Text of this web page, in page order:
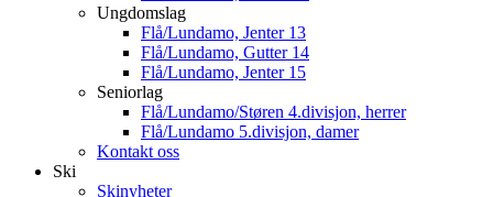
Ungdomslag
Flå/Lundamo, Jenter 13
Flå/Lundamo, Gutter 14
Flå/Lundamo, Jenter 15
Seniorlag
Flå/Lundamo/Støren 4.divisjon, herrer
Flå/Lundamo 5.divisjon, damer
Kontakt oss
Ski
Skinyheter